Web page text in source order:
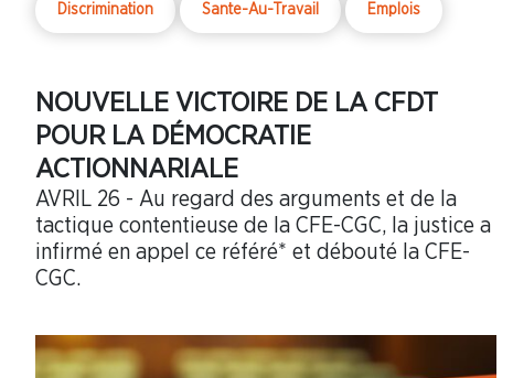
Discrimination Sante-Au-Travail Emplois
NOUVELLE VICTOIRE DE LA CFDT
POUR LA DÉMOCRATIE
ACTIONNARIALE
AVRIL 26 - Au regard des arguments et de la
tactique contentieuse de la CFE-CGC, la justice a
infirmé en appel ce référé* et débouté la CFE-
CGC.